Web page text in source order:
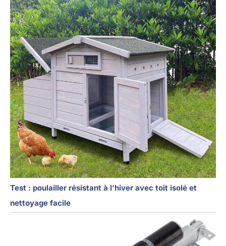
Test : poulailler résistant à l’hiver avec toit isolé et
nettoyage facile